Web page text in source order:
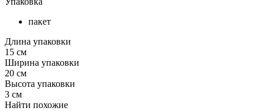
пакет
Длина упаковки
15 см
Ширина упаковки
20 см
Высота упаковки
3 см
Найти похожие